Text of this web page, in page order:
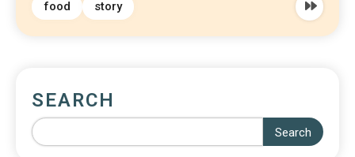
food story
SEARCH
Search